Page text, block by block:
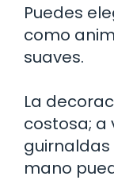
Puedes
como
suaves.
La
costosa; a
mano